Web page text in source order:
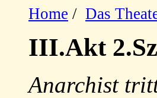
Home / Das
III.Akt
Anarchist